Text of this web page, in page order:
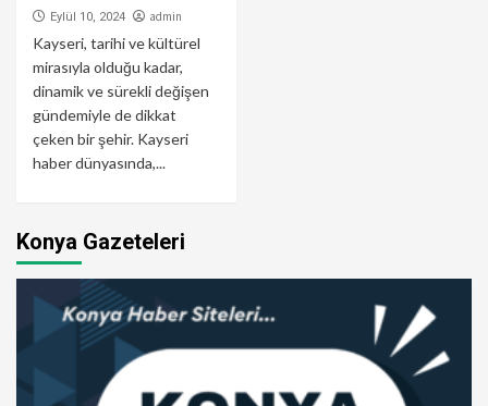
Eylül 10, 2024 admin
Kayseri, tarihi ve kültürel
mirasıyla olduğu kadar,
dinamik ve sürekli değişen
gündemiyle de dikkat
çeken bir şehir. Kayseri
haber dünyasında,...
Konya Gazeteleri